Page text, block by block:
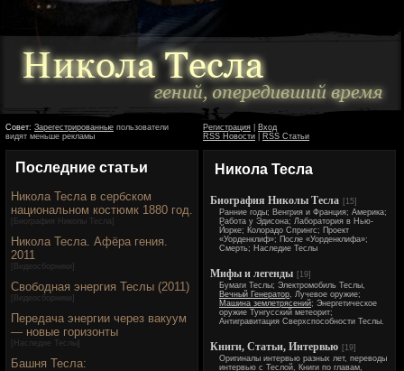
Совет: Зарегестрированные пользователи
видят меньше рекламы
Регистрация
Вход
RSS Новости
RSS Статьи
Последние статьи
Никола Тесла в сербском
национальном костюмк 1880 год.
Биография Николы Тесла
Никола Тесла. Афёра гения.
2011
Видеосборники
Свободная энергия Теслы (2011)
Видеосборники
Передача энергии через вакуум
— новые горизонты
Наследие Теслы
Башня Тесла:
Никола Тесла
Биография Николы Тесла [15]
Ранние годы; Венгрия и Франция; Америка;
Работа у Эдисона; Лаборатория в Нью-
Йорке; Колорадо Спрингс; Проект
«Уорденклиф»; После «Уорденклифа»;
Смерть; Наследие Теслы
Мифы и легенды [19]
Бумаги Теслы; Электромобиль Теслы,
Вечный Генератор, Лучевое оружие;
Машина землетрясений; Энергетическое
оружие Тунгусский метеорит;
Антигравитация Сверхспособности Теслы.
Книги, Статьи, Интервью [19]
Оригиналы интервью разных лет, переводы
интервью с Теслой, Книги по главам,